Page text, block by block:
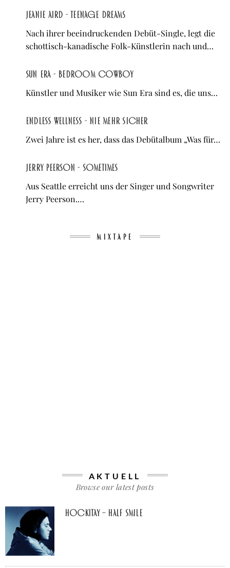
Jeanie Aird - Teenage Dreams
Nach ihrer beeindruckenden Debüt-Single, legt die
schottisch-kanadische Folk-Künstlerin nach und…
Sun Era - Bedroom Cowboy
Künstler und Musiker wie Sun Era sind es, die uns…
Endless Wellness - Nie mehr sicher
Zwei Jahre ist es her, dass das Debütalbum „Was für…
Jerry Peerson - Sometimes
Aus Seattle erreicht uns der Singer und Songwriter
Jerry Peerson.…
MIXTAPE
AKTUELL
Browse our latest posts
Hockitay – half smile